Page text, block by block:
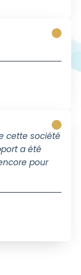
cette société
a été
pour